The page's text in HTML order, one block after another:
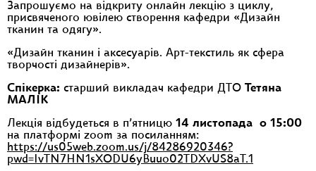
Запрошуємо на відкриту онлайн лекцію з циклу,
присвяченого ювілею створення кафедри «Дизайн
тканин та одягу».
«Дизайн тканин і аксесуарів. Арт-текстиль як сфера
творчості дизайнерів».
Спікерка: старший викладач кафедри ДТО
Тетяна
МАЛІК
Лекція відбудеться в п’ятницю 14 листопада о 15:00
на платформі zoom за посиланням:
https://us05web.zoom.us/j/84286920346?
pwd=IvTN7HN1sXODU6yBuuo02TDXvUS8aT.1